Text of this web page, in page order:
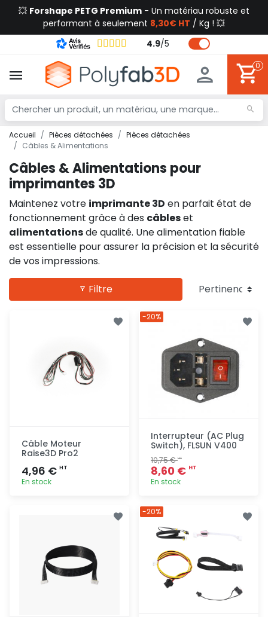
💥 Forshape PETG Premium - Un matériau robuste et
performant à seulement 8,30€ HT / Kg ! 💥
4.9/5
0
Accueil Pièces détachées
Pièces détachées
Câbles & Alimentations
Câbles & Alimentations pour
imprimantes 3D
Maintenez votre imprimante 3D en parfait état de
fonctionnement grâce à des câbleset
alimentationsde qualité. Une alimentation fiable
est essentielle pour assurer la précision et la sécurité
de vos impressions.
Filtre
Câble Moteur
Raise3D Pro2
4,96 € HT
En stock
Interrupteur (AC Plug
Switch), FLSUN V400
10,75 €HT
8,60 € HT
En stock
-20%
-20%